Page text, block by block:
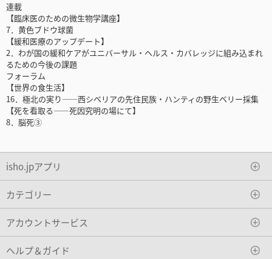
連載
【臨床医のための微生物学講座】
7．黄色ブドウ球菌
【緩和医療のアップデート】
2．わが国の緩和ケアがユニバーサル・ヘルス・カバレッジに組み込まれ
るための今後の課題
フォーラム
【世界の食生活】
16．極北の実り――西シベリアの先住民族・ハンティの野生ベリー採集
【死を看取る――死因究明の場にて】
8．脳死③
isho.jpアプリ
カテゴリー
アカウントサービス
ヘルプ＆ガイド